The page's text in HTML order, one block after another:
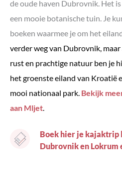
de oude haven Dubrovnik. Het
een mooie botanische tuin. Je
boeken waarmee je om het
verder weg van Dubrovnik,
rust en prachtige natuur ben je
het groenste eiland van Kroatië
mooi nationaal park. Bekijk
aan Mljet.
Boek hier je kajaktrip
Dubrovnik en Lokrum